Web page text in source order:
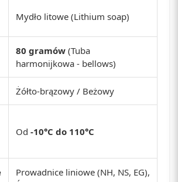
Mydło litowe (Lithium soap)
80 gramów (Tuba
harmonijkowa - bellows)
Żółto-brązowy / Beżowy
Od -10°C do 110°C
Prowadnice liniowe (NH, NS, EG),